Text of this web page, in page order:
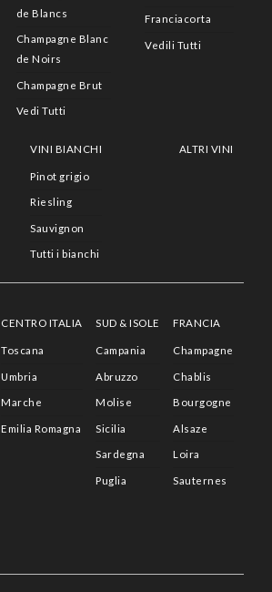
de Blancs
Champagne Blanc
de Noirs
Champagne Brut
Vedi Tutti
Franciacorta
Vedili Tutti
VINI BIANCHI
Pinot grigio
Riesling
Sauvignon
Tutti i bianchi
ALTRI VINI
CENTRO ITALIA
Toscana
Umbria
Marche
Emilia Romagna
SUD & ISOLE
Campania
Abruzzo
Molise
Sicilia
Sardegna
Puglia
FRANCIA
Champagne
Chablis
Bourgogne
Alsaze
Loira
Sauternes